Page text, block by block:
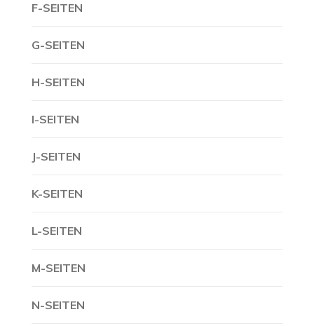
F-SEITEN
G-SEITEN
H-SEITEN
I-SEITEN
J-SEITEN
K-SEITEN
L-SEITEN
M-SEITEN
N-SEITEN